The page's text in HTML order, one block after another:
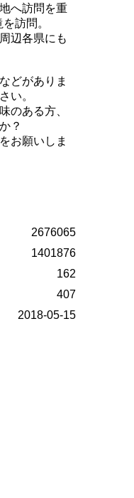
へ訪問を重
訪問。
辺各県にも
どがありま
い。
のある方、
？
お願いしま
2676065
1401876
162
407
2018-05-15